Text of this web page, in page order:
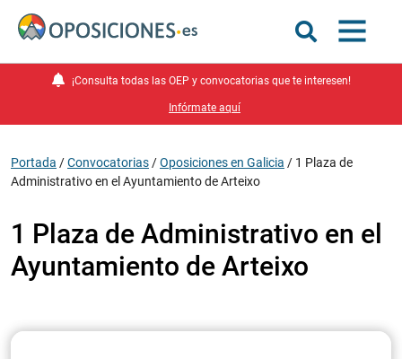
¡Consulta todas las OEP y convocatorias que te interesen!
Infórmate aquí
Portada /Convocatorias /Oposiciones en Galicia / 1 Plaza de
Administrativo en el Ayuntamiento de Arteixo
1 Plaza de Administrativo en el
Ayuntamiento de Arteixo